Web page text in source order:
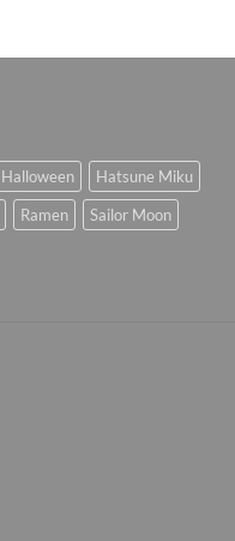
Halloween
Hatsune Miku
Ramen
Sailor Moon